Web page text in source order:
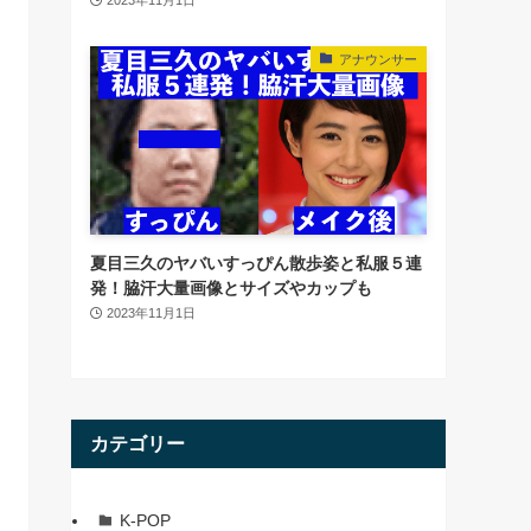
アナウンサー
夏目三久のヤバいすっぴん散歩姿と私服５連
発！脇汗大量画像とサイズやカップも
2023年11月1日
カテゴリー
K-POP